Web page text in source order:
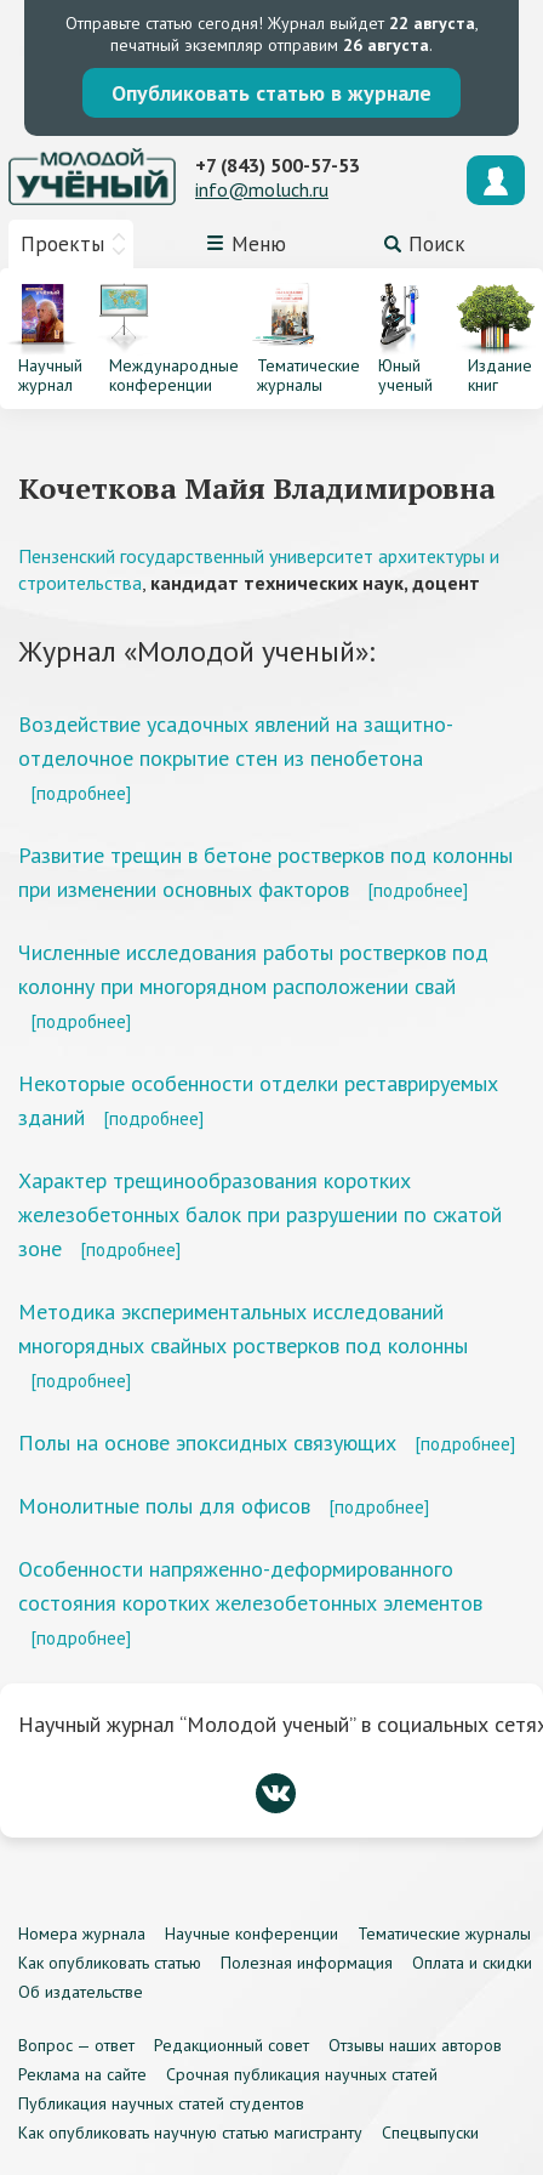
Отправьте статью сегодня! Журнал выйдет 22 августа,
печатный экземпляр отправим 26 августа.
Опубликовать статью в журнале
Проекты Меню Поиск
+7 (843) 500-57-53
info@moluch.ru
Научный
журнал
Международные
конференции
Тематические
журналы
Юный
ученый
Издание
книг
Кочеткова Майя Владимировна
Пензенский государственный университет архитектуры и
строительства, кандидат технических наук, доцент
Журнал «Молодой ученый»:
Воздействие усадочных явлений на защитно-
отделочное покрытие стен из пенобетона
[подробнее]
Развитие трещин в бетоне ростверков под колонны
при изменении основных факторов
[подробнее]
Численные исследования работы ростверков под
колонну при многорядном расположении свай
[подробнее]
Некоторые особенности отделки реставрируемых
зданий
[подробнее]
Характер трещинообразования коротких
железобетонных балок при разрушении по сжатой
зоне
[подробнее]
Методика экспериментальных исследований
многорядных свайных ростверков под колонны
[подробнее]
Полы на основе эпоксидных связующих [подробнее]
Монолитные полы для офисов [подробнее]
Особенности напряженно-деформированного
состояния коротких железобетонных элементов
[подробнее]
Научный журнал “Молодой ученый” в социальных
Номера журнала Научные конференции
Тематические журналы
Как опубликовать статью
Полезная информация
Оплата и скидки
Об издательстве
Вопрос — ответ Редакционный совет
Отзывы наших авторов
Реклама на сайте
Срочная публикация научных статей
Публикация научных статей студентов
Как опубликовать научную статью магистранту
Спецвыпуски